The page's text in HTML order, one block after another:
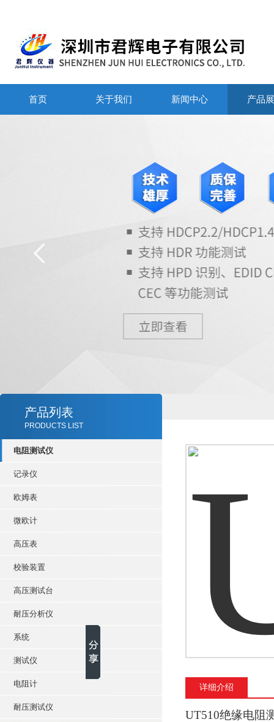
首页 关于我们 新闻中心 产品
产品列表
PRODUCTS LIST
电阻测试仪
记录仪
欧姆表
微欧计
高压表
校验装置
高压测试台
耐压分析仪
系统
测试仪
电阻计
耐压测试仪
详细介绍
UT510绝缘电阻